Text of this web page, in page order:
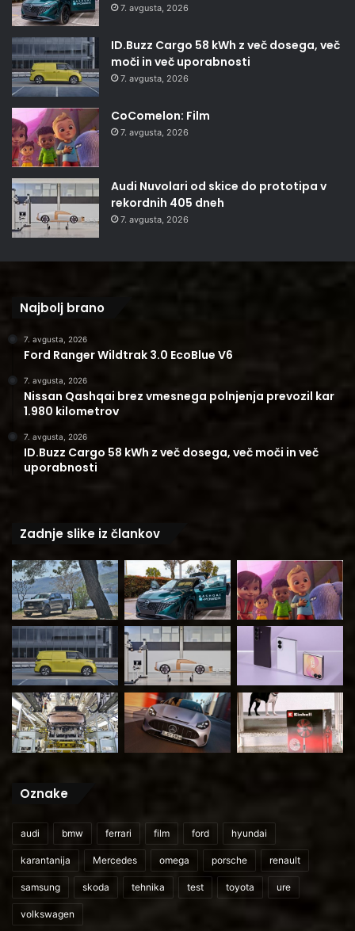
7. avgusta, 2026
ID.Buzz Cargo 58 kWh z več dosega, več
moči in več uporabnosti
7. avgusta, 2026
CoComelon: Film
7. avgusta, 2026
Audi Nuvolari od skice do prototipa v
rekordnih 405 dneh
7. avgusta, 2026
Najbolj brano
7. avgusta, 2026
Ford Ranger Wildtrak 3.0 EcoBlue V6
7. avgusta, 2026
Nissan Qashqai brez vmesnega polnjenja prevozil kar
1.980 kilometrov
7. avgusta, 2026
ID.Buzz Cargo 58 kWh z več dosega, več moči in več
uporabnosti
Zadnje slike iz člankov
Oznake
audi bmw ferrari film ford hyundai
karantanija Mercedes omega porsche renault
samsung skoda tehnika test toyota ure
volkswagen